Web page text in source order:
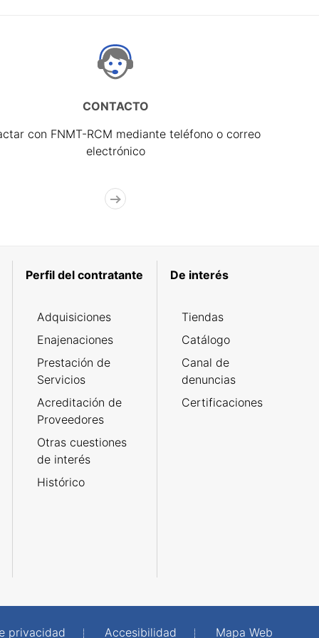
CONTACTO
con FNMT-RCM mediante teléfono o correo
electrónico
Perfil del contratante
Adquisiciones
Enajenaciones
Prestación de
Servicios
Acreditación de
Proveedores
Otras cuestiones
de interés
Histórico
De interés
Tiendas
Catálogo
Canal de
denuncias
Certificaciones
privacidad Accesibilidad Mapa Web